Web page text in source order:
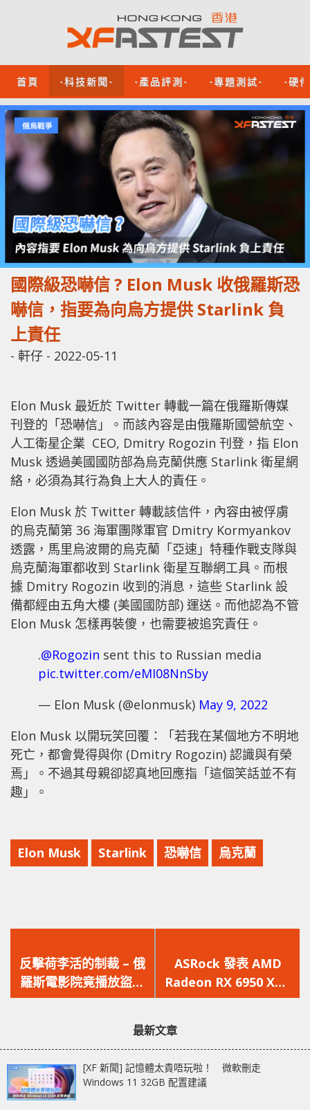
首頁 -科技新聞- -產品評測- -專題測試- -硬
國際級恐嚇信 ? Elon Musk 收俄羅斯恐
嚇信，指要為向烏方提供 Starlink 負
上責任
- 軒仔 - 2022-05-11
Elon Musk 最近於 Twitter 轉載一篇在俄羅斯傳媒
刊登的「恐嚇信」。而該內容是由俄羅斯國營航空、
人工衛星企業 CEO, Dmitry Rogozin 刊登，指 Elon
Musk 透過美國國防部為烏克蘭供應 Starlink 衛星網
絡，必須為其行為負上大人的責任。
Elon Musk 於 Twitter 轉載該信件，內容由被俘虜
的烏克蘭第 36 海軍團隊軍官 Dmitry Kormyankov
透露，馬里烏波爾的烏克蘭「亞速」特種作戰支隊與
烏克蘭海軍都收到 Starlink 衛星互聯網工具。而根
據 Dmitry Rogozin 收到的消息，這些 Starlink 設
備都經由五角大樓 (美國國防部) 運送。而他認為不管
Elon Musk 怎樣再裝傻，也需要被追究責任。
.@Rogozin sent this to Russian media
pic.twitter.com/eMI08NnSby
— Elon Musk (@elonmusk) May 9, 2022
Elon Musk 以開玩笑回覆：「若我在某個地方不明地
死亡，都會覺得與你 (Dmitry Rogozin) 認識與有榮
焉」。不過其母親卻認真地回應指「這個笑話並不有
趣」。
Elon Musk Starlink 恐嚇信 烏克蘭
一
篇
文
反擊荷李活的制裁 – 俄
羅斯電影院竟播放盜版
荷李活電影，片源竟是
一
篇
文
ASRock 發表 AMD
Radeon RX 6950 XT /
RX 6750 XT / RX 6650
最新文章
[XF 新聞] 記憶體太貴唔玩啦！ 微軟刪走
Windows 11 32GB 配置建議